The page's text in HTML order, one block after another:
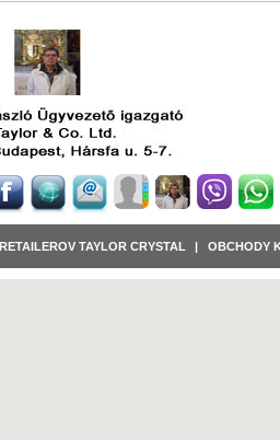
RETAILEROV TAYLOR CRYSTAL OBCHODY